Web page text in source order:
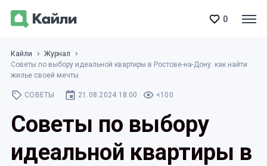
0
Кайли
Журнал
Советы по выбору идеальной квартиры в Ростове-на-Дону: как найти
жилье своей мечты
СОВЕТЫ 21.08.2024 18:00 <100
Советы по выбору
идеальной квартиры в